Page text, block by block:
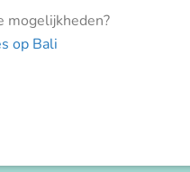
mogelijkheden?
op Bali